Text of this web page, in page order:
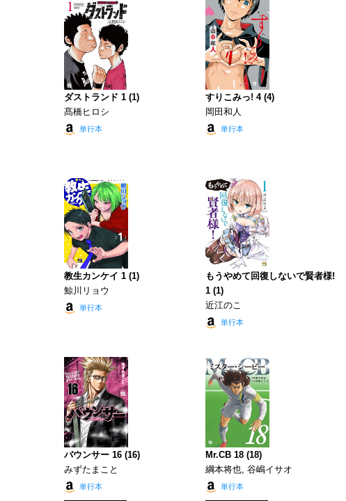
ダストランド 1 (1)
髙橋ヒロシ
単行本
すりこみっ! 4 (4)
岡田和人
単行本
教生カンケイ 1 (1)
鯨川リョウ
単行本
もうやめて回復しないで賢者様!
1 (1)
近江のこ
単行本
バウンサー 16 (16)
みずたまこと
単行本
Mr.CB 18 (18)
綱本将也, 谷嶋イサオ
単行本